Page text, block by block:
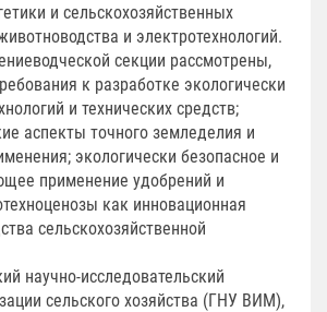
и сельскохозяйственных
и электротехнологий.
секции рассмотрены,
к разработке экологически
и технических средств;
аспекты точного земледелия и
экологически безопасное и
применение удобрений и
как инновационная
сельскохозяйственной
научно-исследовательский
сельского хозяйства (ГНУ ВИМ),